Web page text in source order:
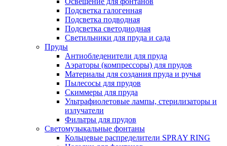
Подсветка галогенная
Подсветка подводная
Подсветка светодиодная
Светильники для пруда и сада
Пруды
Антиобледенители для пруда
Аэраторы (компрессоры) для прудов
Материалы для создания пруда и ручья
Пылесосы для прудов
Скиммеры для пруда
Ультрафиолетовые лампы, стерилизаторы и
излучатели
Фильтры для прудов
Светомузыкальные фонтаны
Кольцевые распределители SPRAY RING